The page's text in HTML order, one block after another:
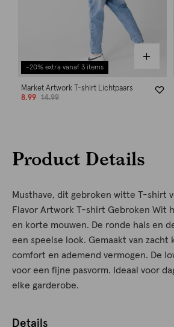
-20% extra vanaf 3 items
Market Artwork T-shirt Lichtpaars
8.99
14.99
Product Details
Musthave, dit gebroken witte T-shirt
Flavor Artwork T-shirt Gebroken Wit
en korte mouwen. De ronde hals en
een speelse look. Gemaakt van zacht
comfort en ademend vermogen. De
voor een fijne pasvorm. Ideaal voor
elke garderobe.
Details